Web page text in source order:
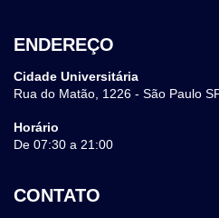
ENDEREÇO
Cidade Universitária
Rua do Matão, 1226 - São Paulo
Horário
De 07:30 a 21:00
CONTATO